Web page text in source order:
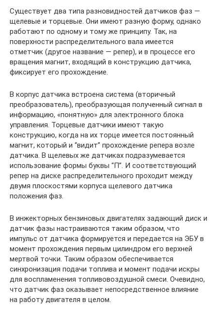
Существует два типа разновидностей датчиков фаз —
щелевые и торцевые. Они имеют разную форму, однако
работают по одному и тому же принципу. Так, на
поверхности распределительного вала имеется
отметчик (другое название — репер), и в процессе его
вращения магнит, входящий в конструкцию датчика,
фиксирует его прохождение.
В корпус датчика встроена система (вторичный
преобразователь), преобразующая полученный сигнал в
информацию, «понятную» для электронного блока
управления. Торцевые датчики имеют такую
конструкцию, когда на их торце имеется постоянный
магнит, который и “видит” прохождение репера возле
датчика. В щелевых же датчиках подразумевается
использование формы буквы “П”. И соответствующий
репер на диске распределительного проходит между
двумя плоскостями корпуса щелевого датчика
положения фаз.
В инжекторных бензиновых двигателях задающий диск и
датчик фазы настраиваются таким образом, что
импульс от датчика формируется и передается на ЭБУ в
момент прохождения первым цилиндром его верхней
мертвой точки. Таким образом обеспечивается
синхронизация подачи топлива и момент подачи искры
для воспламенения топливовоздушной смеси. Очевидно,
что датчик фаз оказывает непосредственное влияние
на работу двигателя в целом.